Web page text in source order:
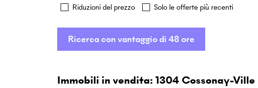
Riduzioni del prezzo Solo le offerte più recenti
Ricerca con vantaggio di 48 ore
Immobili in vendita: 1304 Cossonay-Ville